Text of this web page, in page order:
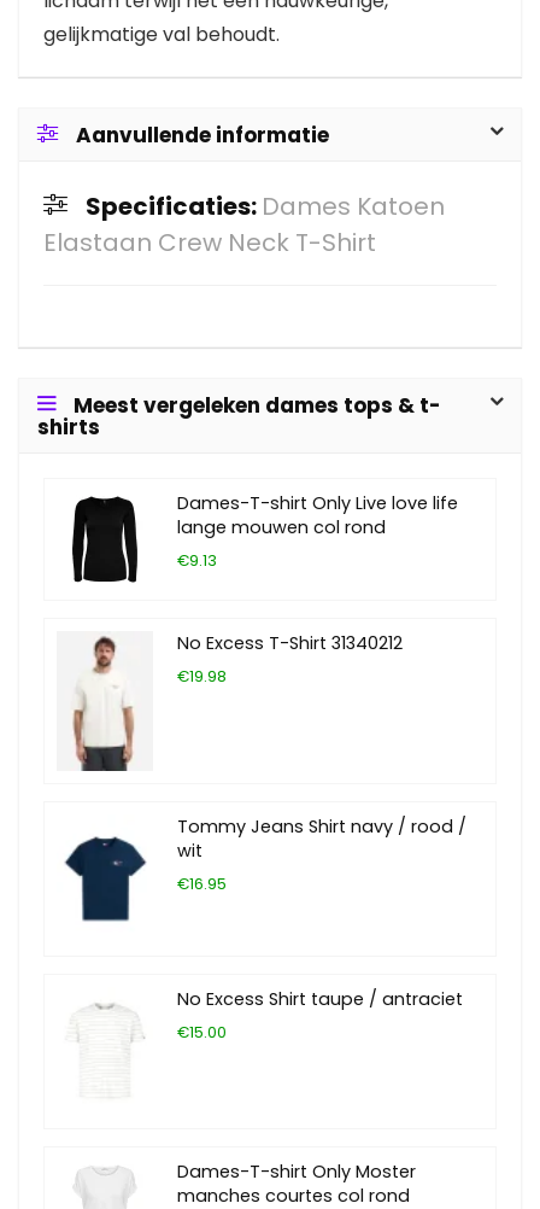
gelijkmatige val behoudt.
Aanvullende informatie
Specificaties: Dames Katoen
Elastaan Crew Neck T-Shirt
Meest vergeleken dames tops & t-
shirts
Dames-T-shirt Only Live love life
lange mouwen col rond
€9.13
No Excess T-Shirt 31340212
€19.98
Tommy Jeans Shirt navy / rood /
wit
€16.95
No Excess Shirt taupe / antraciet
€15.00
Dames-T-shirt Only Moster
manches courtes col rond